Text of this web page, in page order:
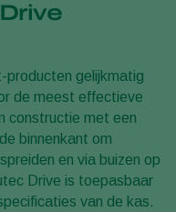
producten gelijkmatig
de meest effectieve
constructie met een
binnenkant om
en via buizen op
Drive is toepasbaar
van de kas.